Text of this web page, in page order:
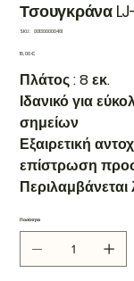
Τσουγκράνα
SKU: SKU
001300000461
Τιμή
18,00 €
Πλάτος : 8 εκ.
Ιδανικό για
σημείων
Εξαιρετική
επίστρωση
Ποσότητα